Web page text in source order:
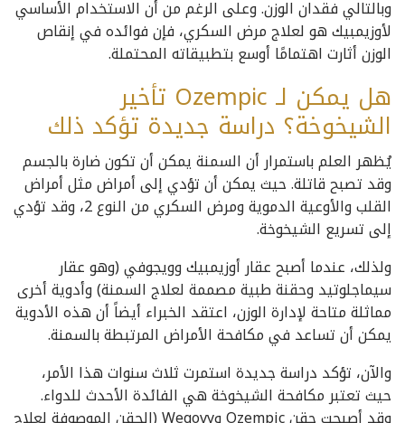
وبالتالي فقدان الوزن. وعلى الرغم من أن الاستخدام الأساسي
لأوزيمبيك هو لعلاج مرض السكري، فإن فوائده في إنقاص
الوزن أثارت اهتمامًا أوسع بتطبيقاته المحتملة.
هل يمكن لـ Ozempic تأخير
الشيخوخة؟ دراسة جديدة تؤكد ذلك
يُظهر العلم باستمرار أن السمنة يمكن أن تكون ضارة بالجسم
وقد تصبح قاتلة. حيث يمكن أن تؤدي إلى أمراض مثل أمراض
القلب والأوعية الدموية ومرض السكري من النوع 2، وقد تؤدي
إلى تسريع الشيخوخة.
ولذلك، عندما أصبح عقار أوزيمبيك وويجوفي (وهو عقار
سيماجلوتيد وحقنة طبية مصممة لعلاج السمنة) وأدوية أخرى
مماثلة متاحة لإدارة الوزن، اعتقد الخبراء أيضاً أن هذه الأدوية
يمكن أن تساعد في مكافحة الأمراض المرتبطة بالسمنة.
والآن، تؤكد دراسة جديدة استمرت ثلاث سنوات هذا الأمر،
حيث تعتبر مكافحة الشيخوخة هي الفائدة الأحدث للدواء.